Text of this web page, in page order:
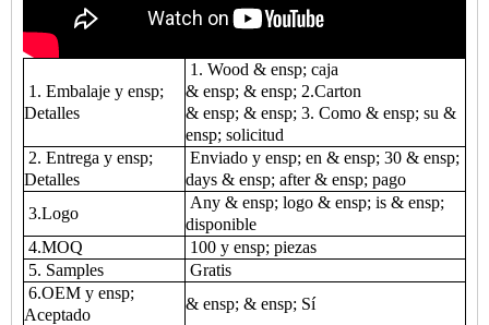
1. Embalaje y ensp;
Detalles
1. Wood & ensp; caja
& ensp; & ensp; 2.Carton
& ensp; & ensp; 3. Como & ensp; su &
ensp; solicitud
2. Entrega y ensp;
Detalles
Enviado y ensp; en & ensp; 30 & ensp;
days & ensp; after & ensp; pago
3.Logo
Any & ensp; logo & ensp; is & ensp;
disponible
4.MOQ
100 y ensp; piezas
5. Samples
Gratis
6.OEM y ensp;
Aceptado
& ensp; & ensp; Sí